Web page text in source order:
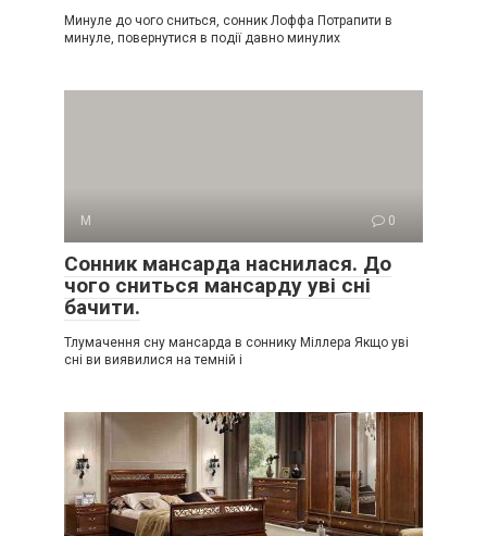
Минуле до чого сниться, сонник Лоффа Потрапити в
минуле, повернутися в події давно минулих
М 0
Сонник мансарда наснилася. До
чого сниться мансарду уві сні
бачити.
Тлумачення сну мансарда в соннику Міллера Якщо уві
сні ви виявилися на темній і